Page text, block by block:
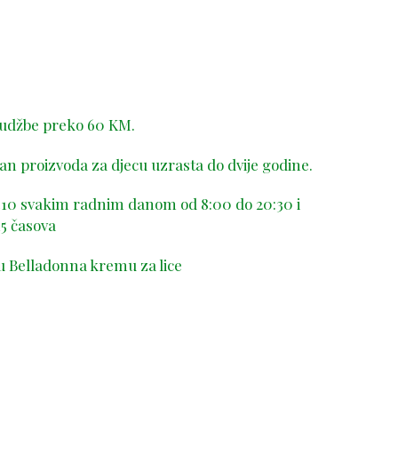
preko 60 KM.
proizvoda za djecu uzrasta do dvije godine.
svakim radnim danom od 8:00 do 20:30 i
časova
Belladonna kremu za lice